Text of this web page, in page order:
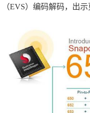
（EVS）编码解码，出